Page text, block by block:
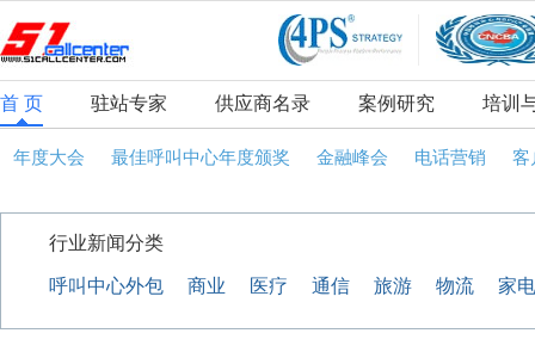
首 页 驻站专家 供应商名录 案例研究 培训
年度大会 最佳呼叫中心年度颁奖 金融峰会 电话营销 客
行业新闻分类
呼叫中心外包 商业 医疗 通信 旅游 物流 家电